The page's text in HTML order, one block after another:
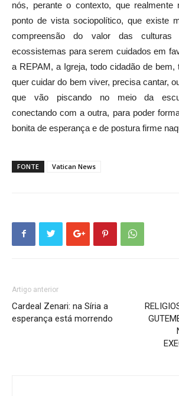
nós, perante o contexto, que
ponto de vista sociopolítico, que existe
compreensão do valor das
ecossistemas para serem cuidados em
a REPAM, a Igreja, todo cidadão de bem,
quer cuidar do bem viver, precisa cantar,
que vão piscando no meio da
conectando com a outra, para poder
bonita de esperança e de postura firme
FONTE Vatican News
Artigo anterior
Cardeal Zenari: na Síria a
esperança está morrendo